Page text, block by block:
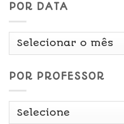
POR DATA
Por
POR PROFESSOR